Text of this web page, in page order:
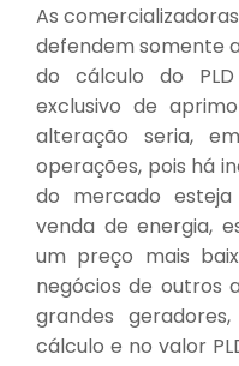
As
defendem somente
do cálculo do
exclusivo de
alteração seria,
operações, pois há
do mercado
venda de energia,
um preço mais
negócios de outros
grandes
cálculo e no valor